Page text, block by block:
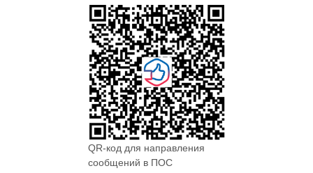
QR-код для направления
сообщений в ПОС